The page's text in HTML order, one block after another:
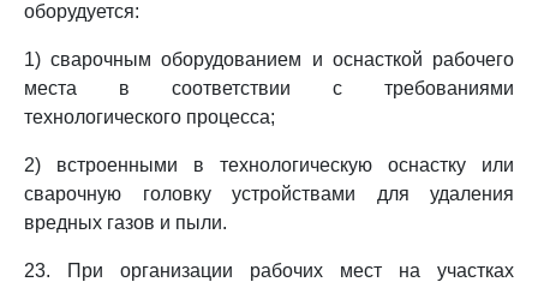
оборудуется:
1) сварочным оборудованием и оснасткой рабочего
места в соответствии с требованиями
технологического процесса;
2) встроенными в технологическую оснастку или
сварочную головку устройствами для удаления
вредных газов и пыли.
23. При организации рабочих мест на участках